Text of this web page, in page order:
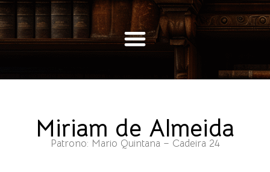
Miriam de Almeida
Patrono: Mario Quintana – Cadeira 24